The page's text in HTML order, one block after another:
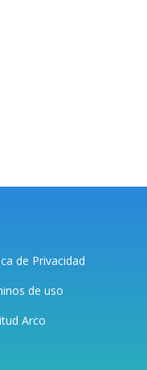
de Privacidad
de uso
Arco